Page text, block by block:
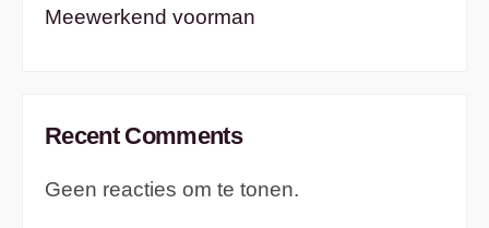
Meewerkend voorman
Recent Comments
Geen reacties om te tonen.